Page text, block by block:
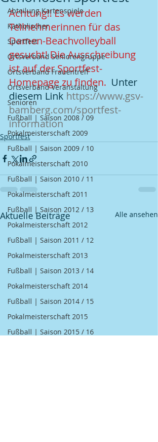
Abteilung Kartenspiele
Katholischer
Sportfest
Ortsverband Seniorengruppe
Ortsverband Frauentreff
Ortsverband Veranstaltung
Senioren
Fußball | Saison 2008 / 09
Pokalmeisterschaft 2009
Fußball | Saison 2009 / 10
Pokalmeisterschaft 2010
Fußball | Saison 2010 / 11
Pokalmeisterschaft 2011
Fußball | Saison 2012 / 13
Pokalmeisterschaft 2012
Fußball | Saison 2011 / 12
Pokalmeisterschaft 2013
Fußball | Saison 2013 / 14
Pokalmeisterschaft 2014
Fußball | Saison 2014 / 15
Pokalmeisterschaft 2015
Fußball | Saison 2015 / 16
Achtung!! Es werden
Teilnehmerinnen für das
Damen-Beachvolleyball
gesucht! Die Ausschreibung
ist auf der Sportfest-
Homepage zu finden. Unter
diesem Link https://www.gsv-
bamberg.com/sportfest-
information
Sportfest
Aktuelle Beiträge Alle ansehen